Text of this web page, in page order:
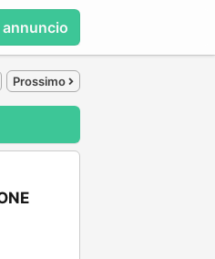
Prossimo